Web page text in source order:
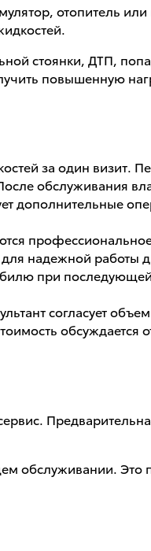
отопитель
стоянки, ДТП,
повышенную
за один визит.
обслуживания
дополнительные
надежной работы
при
согласует
обсуждается
обслуживании. Это